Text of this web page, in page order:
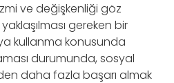
ve değişkenliği göz
gereken bir
kullanma konusunda
durumunda, sosyal
daha fazla başarı almak